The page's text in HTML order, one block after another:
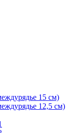
15 см)
12,5 см)